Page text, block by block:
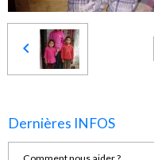
Dernières INFOS